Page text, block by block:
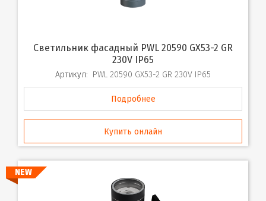
Светильник фасадный PWL 20590 GX53-2 GR
230V IP65
Артикул: PWL 20590 GX53-2 GR 230V IP65
Подробнее
Купить онлайн
NEW